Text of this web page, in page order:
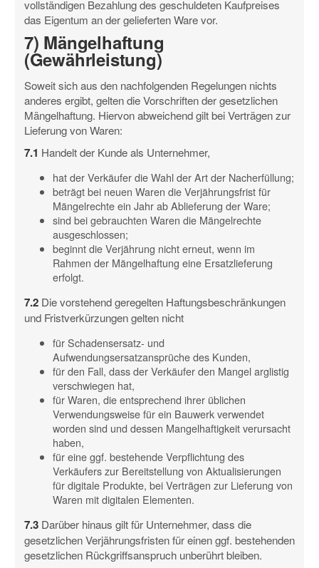
vollständigen Bezahlung des geschuldeten Kaufpreises
das Eigentum an der gelieferten Ware vor.
7) Mängelhaftung
(Gewährleistung)
Soweit sich aus den nachfolgenden Regelungen nichts
anderes ergibt, gelten die Vorschriften der gesetzlichen
Mängelhaftung. Hiervon abweichend gilt bei Verträgen zur
Lieferung von Waren:
7.1 Handelt der Kunde als Unternehmer,
hat der Verkäufer die Wahl der Art der Nacherfüllung;
beträgt bei neuen Waren die Verjährungsfrist für
Mängelrechte ein Jahr ab Ablieferung der Ware;
sind bei gebrauchten Waren die Mängelrechte
ausgeschlossen;
beginnt die Verjährung nicht erneut, wenn im
Rahmen der Mängelhaftung eine Ersatzlieferung
erfolgt.
7.2Die vorstehend geregelten Haftungsbeschränkungen
und Fristverkürzungen gelten nicht
für Schadensersatz- und
Aufwendungsersatzansprüche des Kunden,
für den Fall, dass der Verkäufer den Mangel arglistig
verschwiegen hat,
für Waren, die entsprechend ihrer üblichen
Verwendungsweise für ein Bauwerk verwendet
worden sind und dessen Mangelhaftigkeit verursacht
haben,
für eine ggf. bestehende Verpflichtung des
Verkäufers zur Bereitstellung von Aktualisierungen
für digitale Produkte, bei Verträgen zur Lieferung von
Waren mit digitalen Elementen.
7.3Darüber hinaus gilt für Unternehmer, dass die
gesetzlichen Verjährungsfristen für einen ggf. bestehenden
gesetzlichen Rückgriffsanspruch unberührt bleiben.